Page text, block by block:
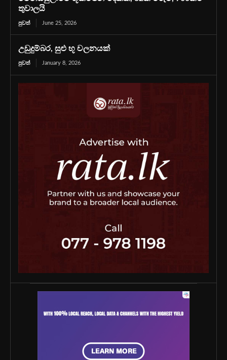
තුවාලයි
පුවත් June 25, 2026
උඩුදුම්බර, සුළු භූ චලනයක්
පුවත් January 8, 2026